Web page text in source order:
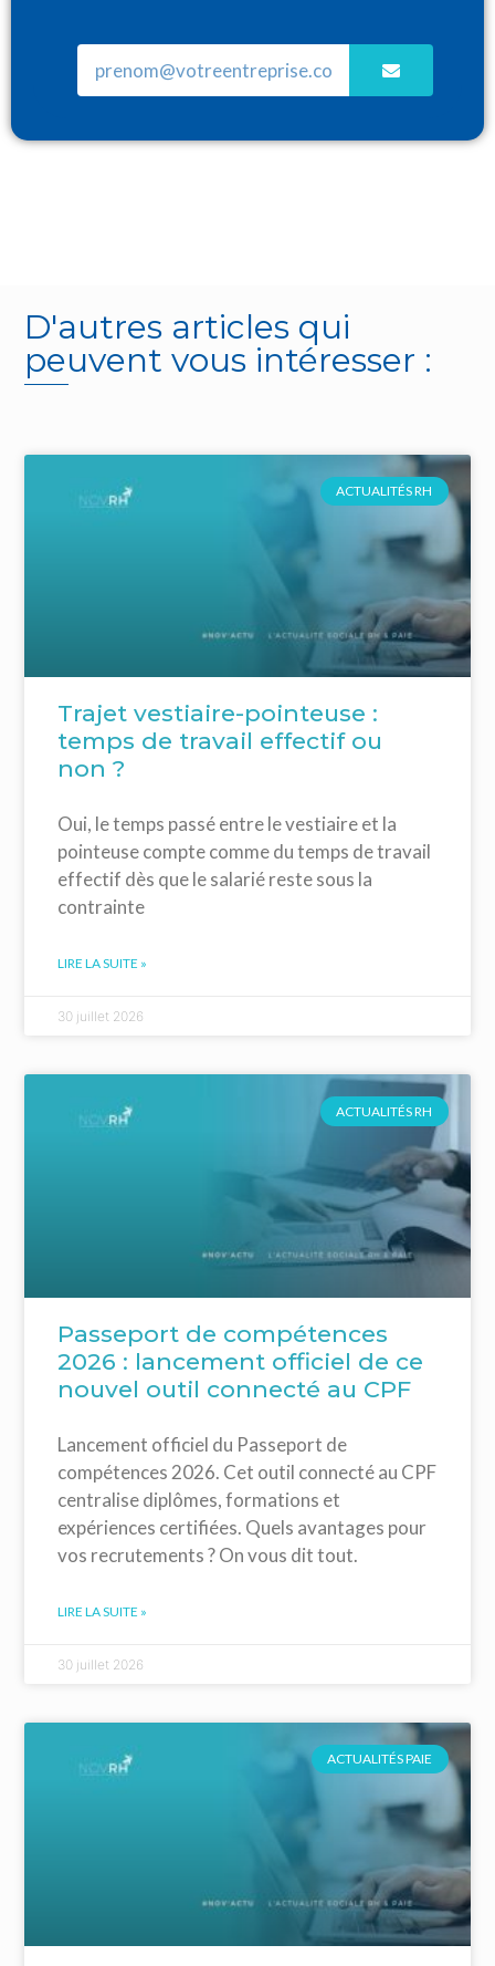
D'autres articles qui
peuvent vous intéresser :
ACTUALITÉS RH
Trajet vestiaire-pointeuse :
temps de travail effectif ou
non ?
Oui, le temps passé entre le vestiaire et la
pointeuse compte comme du temps de travail
effectif dès que le salarié reste sous la
contrainte
LIRE LA SUITE »
30 juillet 2026
ACTUALITÉS RH
Passeport de compétences
2026 : lancement officiel de ce
nouvel outil connecté au CPF
Lancement officiel du Passeport de
compétences 2026. Cet outil connecté au CPF
centralise diplômes, formations et
expériences certifiées. Quels avantages pour
vos recrutements ? On vous dit tout.
LIRE LA SUITE »
30 juillet 2026
ACTUALITÉS PAIE